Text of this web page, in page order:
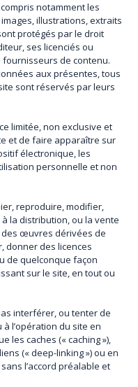
notamment les
illustrations, extraits
protégés par le droit
ses licenciés ou
de contenu.
aux présentes, tous
sont réservés par leurs
limitée, non exclusive et
et de faire apparaître sur
électronique, les
personnelle et non
reproduire, modifier,
la distribution, ou la vente
des œuvres dérivées de
donner des licences
de quelconque façon
sur le site, en tout ou
interférer, ou tenter de
l’opération du site en
les caches (« caching »),
(« deep-linking ») ou en
l’accord préalable et